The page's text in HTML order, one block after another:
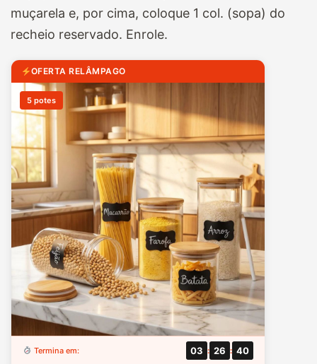
muçarela e, por cima, coloque 1 col. (sopa) do
recheio reservado. Enrole.
OFERTA RELÂMPAGO
5 potes
Termina em: 03 : 26 : 39